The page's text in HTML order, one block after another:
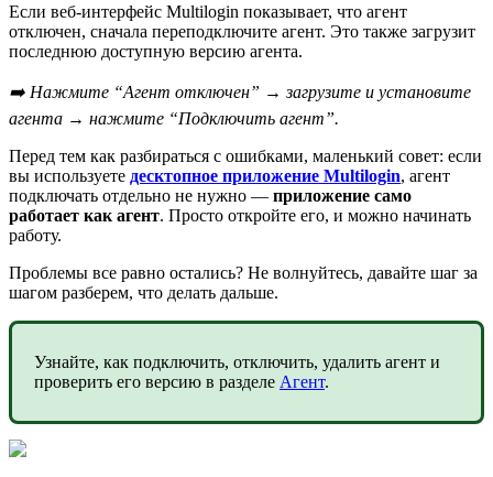
Если веб-интерфейс Multilogin показывает, что агент
отключен, сначала переподключите агент. Это также загрузит
последнюю доступную версию агента.
➡️ Нажмите “Агент отключен” → загрузите и установите
агента → нажмите “Подключить агент”.
Перед тем как разбираться с ошибками, маленький совет: если
вы используете десктопное приложение Multilogin, агент
подключать отдельно не нужно — приложение само
работает как агент. Просто откройте его, и можно начинать
работу.
Проблемы все равно остались? Не волнуйтесь, давайте шаг за
шагом разберем, что делать дальше.
Узнайте, как подключить, отключить, удалить агент и
проверить его версию в разделе Агент.